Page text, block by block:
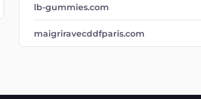
lb-gummies.com
maigriravecddfparis.com